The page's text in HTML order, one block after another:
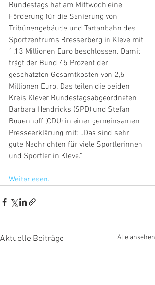
Bundestags hat am Mittwoch eine
Förderung für die Sanierung von
Tribünengebäude und Tartanbahn des
Sportzentrums Bresserberg in Kleve mit
1,13 Millionen Euro beschlossen. Damit
trägt der Bund 45 Prozent der
geschätzten Gesamtkosten von 2,5
Millionen Euro. Das teilen die beiden
Kreis Klever Bundestagsabgeordneten
Barbara Hendricks (SPD) und Stefan
Rouenhoff (CDU) in einer gemeinsamen
Presseerklärung mit: „Das sind sehr
gute Nachrichten für viele Sportlerinnen
und Sportler in Kleve.“
Weiterlesen.
Aktuelle Beiträge Alle ansehen